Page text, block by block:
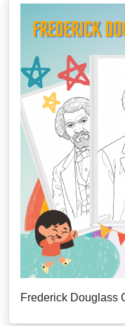
Frederick Douglass